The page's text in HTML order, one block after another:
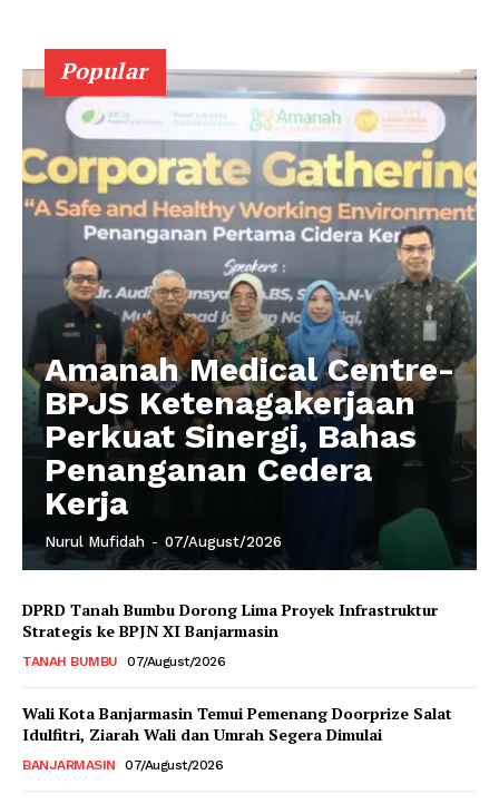
Popular
Amanah Medical Centre-
BPJS Ketenagakerjaan
Perkuat Sinergi, Bahas
Penanganan Cedera
Kerja
Nurul Mufidah - 07/August/2026
DPRD Tanah Bumbu Dorong Lima Proyek Infrastruktur
Strategis ke BPJN XI Banjarmasin
TANAH BUMBU 07/August/2026
Wali Kota Banjarmasin Temui Pemenang Doorprize Salat
Idulfitri, Ziarah Wali dan Umrah Segera Dimulai
BANJARMASIN 07/August/2026